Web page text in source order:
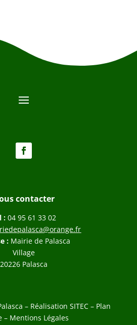
contacter
: 04 95 61 33 02
: Mairie de Palasca
Village
20226 Palasca
– Réalisation SITEC– Plan
– Mentions Légales